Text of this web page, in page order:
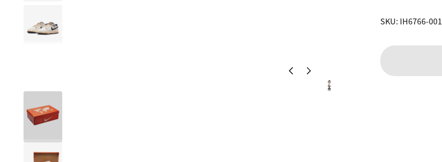
SKU: IH6766-001